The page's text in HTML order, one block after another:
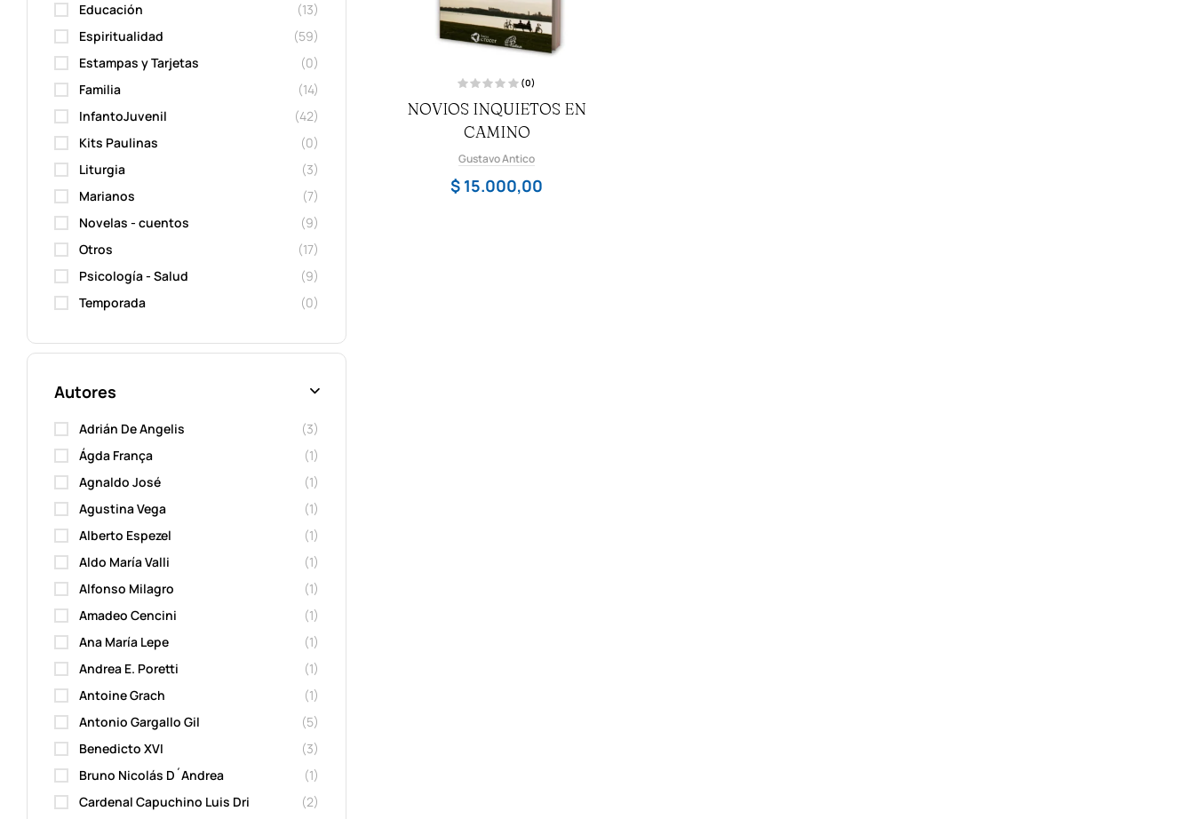
a
l
d
o
o
n
(0)
NOVIOS INQUIETOS EN
CAMINO
Gustavo Antico
$ 15.000,00
Educación
(13)
Espiritualidad
(59)
Estampas y Tarjetas
(0)
Familia
(14)
InfantoJuvenil
(42)
Kits Paulinas
(0)
Liturgia
(3)
Marianos
(7)
Novelas - cuentos
(9)
Otros
(17)
Psicología - Salud
(9)
Temporada
(0)
Autores
Adrián De Angelis
(3)
Ágda França
(1)
Agnaldo José
(1)
Agustina Vega
(1)
Alberto Espezel
(1)
Aldo María Valli
(1)
Alfonso Milagro
(1)
Amadeo Cencini
(1)
Ana María Lepe
(1)
Andrea E. Poretti
(1)
Antoine Grach
(1)
Antonio Gargallo Gil
(5)
Benedicto XVI
(3)
Bruno Nicolás D´Andrea
(1)
Cardenal Capuchino Luis Dri
(2)